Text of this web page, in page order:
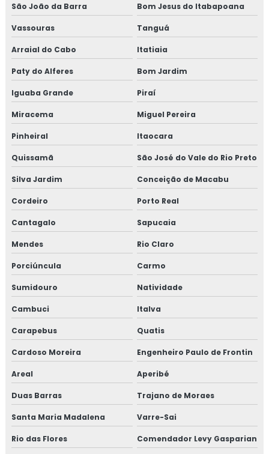
Consultoria em legislação de alimentos
Consultoria em manutenção sgq para recertificação
Consultoria em mapeamento de processos e gestão de
riscos
Consultoria em microbiologia de alimentos com base em
salmonella
Consultoria em migração da norma GMP+ 2020
Consultoria em migração para versão 6.0 da norma FSSC
Consultoria em norma brc
Consultoria na norma FSSC 22000
Consultoria em plano gerenciamento de resíduos sólidos
Consultoria em processos e elaboração de relatório de
auditoria
Consultoria em programa 5s
Consultoria em rastreabilidade e recall
Consultoria em reciclagem auditores internos iso9001
São João da Barra Bom Jesus do Itabapoana
Vassouras Tanguá
Arraial do Cabo Itatiaia
Paty do Alferes Bom Jardim
Iguaba Grande Piraí
Miracema Miguel Pereira
Pinheiral Itaocara
Quissamã São José do Vale do Rio Preto
Silva Jardim Conceição de Macabu
Cordeiro Porto Real
Cantagalo Sapucaia
Mendes Rio Claro
Porciúncula Carmo
Sumidouro Natividade
Cambuci Italva
Carapebus Quatis
Cardoso Moreira Engenheiro Paulo de Frontin
Areal Aperibé
Duas Barras Trajano de Moraes
Santa Maria Madalena Varre-Sai
Rio das Flores Comendador Levy Gasparian